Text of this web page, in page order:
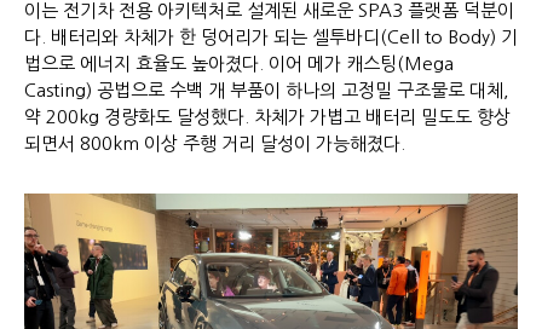
이는 전기차 전용 아키텍처로 설계된 새로운 SPA3 플랫폼 덕분이
다. 배터리와 차체가 한 덩어리가 되는 셀투바디(Cell to Body) 기
법으로 에너지 효율도 높아졌다. 이어 메가 캐스팅(Mega
Casting) 공법으로 수백 개 부품이 하나의 고정밀 구조물로 대체,
약 200kg 경량화도 달성했다. 차체가 가볍고 배터리 밀도도 향상
되면서 800km 이상 주행 거리 달성이 가능해졌다.